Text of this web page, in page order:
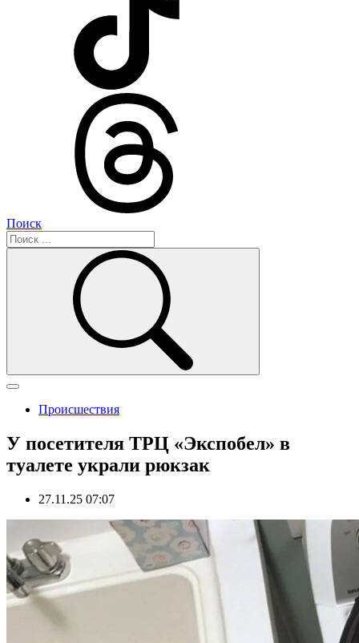
Поиск
Происшествия
У посетителя ТРЦ «Экспобел» в
туалете украли рюкзак
27.11.25 07:07